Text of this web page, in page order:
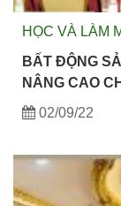
HỌC VÀ LÀM
BẤT ĐỘNG
NÂNG CAO
02/09/22